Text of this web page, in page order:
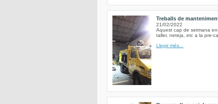
Treballs de
21/02/2022
Aquest cap de setmana
taller, neteja, etc a la pre-
Llegir més...